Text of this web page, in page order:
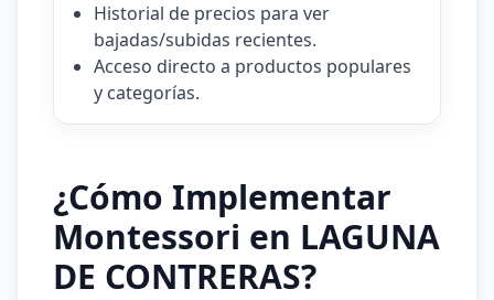
Historial de precios para ver
bajadas/subidas recientes.
Acceso directo a productos populares
y categorías.
¿Cómo Implementar
Montessori en LAGUNA
DE CONTRERAS?